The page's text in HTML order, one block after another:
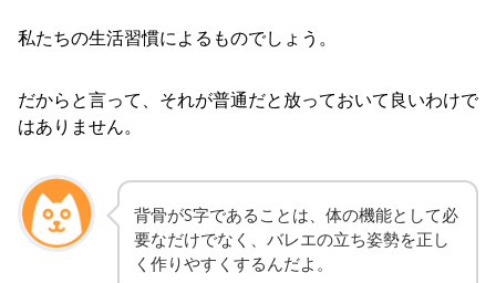
私たちの生活習慣によるものでしょう。
だからと言って、それが普通だと放っておいて良いわけで
はありません。
背骨がS字であることは、体の機能として必
要なだけでなく、バレエの立ち姿勢を正し
く作りやすくするんだよ。